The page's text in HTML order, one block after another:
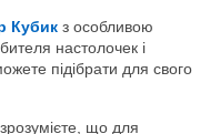
Кубик з особливою
настолочек і
підібрати для свого
що для